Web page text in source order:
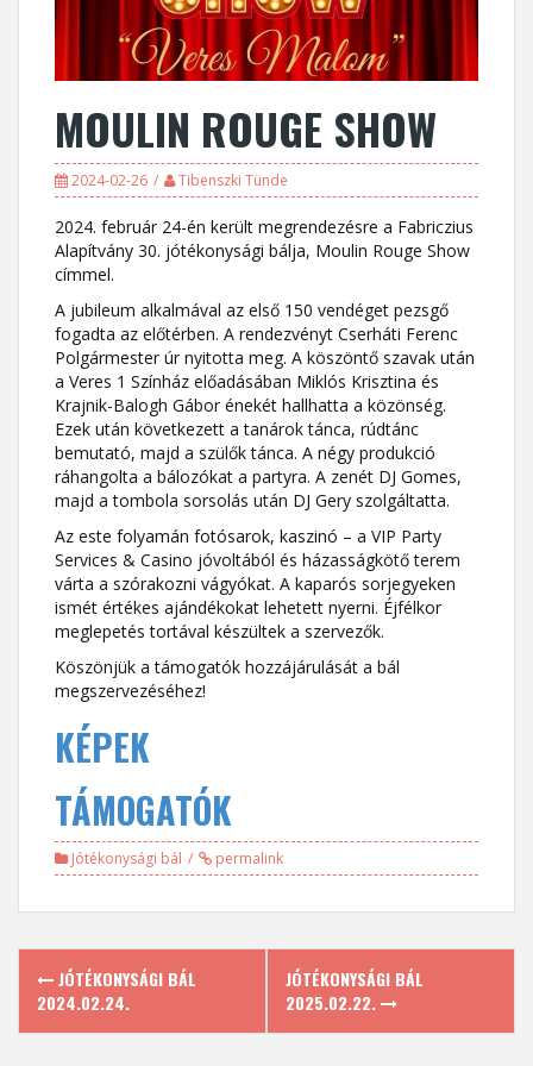
MOULIN ROUGE SHOW
2024-02-26 Tibenszki Tünde
2024. február 24-én került megrendezésre a Fabriczius
Alapítvány 30. jótékonysági bálja, Moulin Rouge Show
címmel.
A jubileum alkalmával az első 150 vendéget pezsgő
fogadta az előtérben. A rendezvényt Cserháti Ferenc
Polgármester úr nyitotta meg. A köszöntő szavak után
a Veres 1 Színház előadásában Miklós Krisztina és
Krajnik-Balogh Gábor énekét hallhatta a közönség.
Ezek után következett a tanárok tánca, rúdtánc
bemutató, majd a szülők tánca. A négy produkció
ráhangolta a bálozókat a partyra. A zenét DJ Gomes,
majd a tombola sorsolás után DJ Gery szolgáltatta.
Az este folyamán fotósarok, kaszinó – a VIP Party
Services & Casino jóvoltából és házasságkötő terem
várta a szórakozni vágyókat. A kaparós sorjegyeken
ismét értékes ajándékokat lehetett nyerni. Éjfélkor
meglepetés tortával készültek a szervezők.
Köszönjük a támogatók hozzájárulását a bál
megszervezéséhez!
KÉPEK
TÁMOGATÓK
Jótékonysági bál permalink
Post
navigation
JÓTÉKONYSÁGI BÁL
2024.02.24.
JÓTÉKONYSÁGI BÁL
2025.02.22.